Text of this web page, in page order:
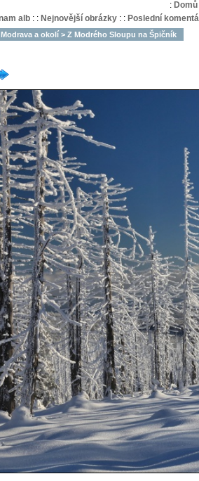
: Domů
alb: : Nejnovější obrázky: : Poslední
Modrava a okolí > Z Modrého Sloupu na Špičník